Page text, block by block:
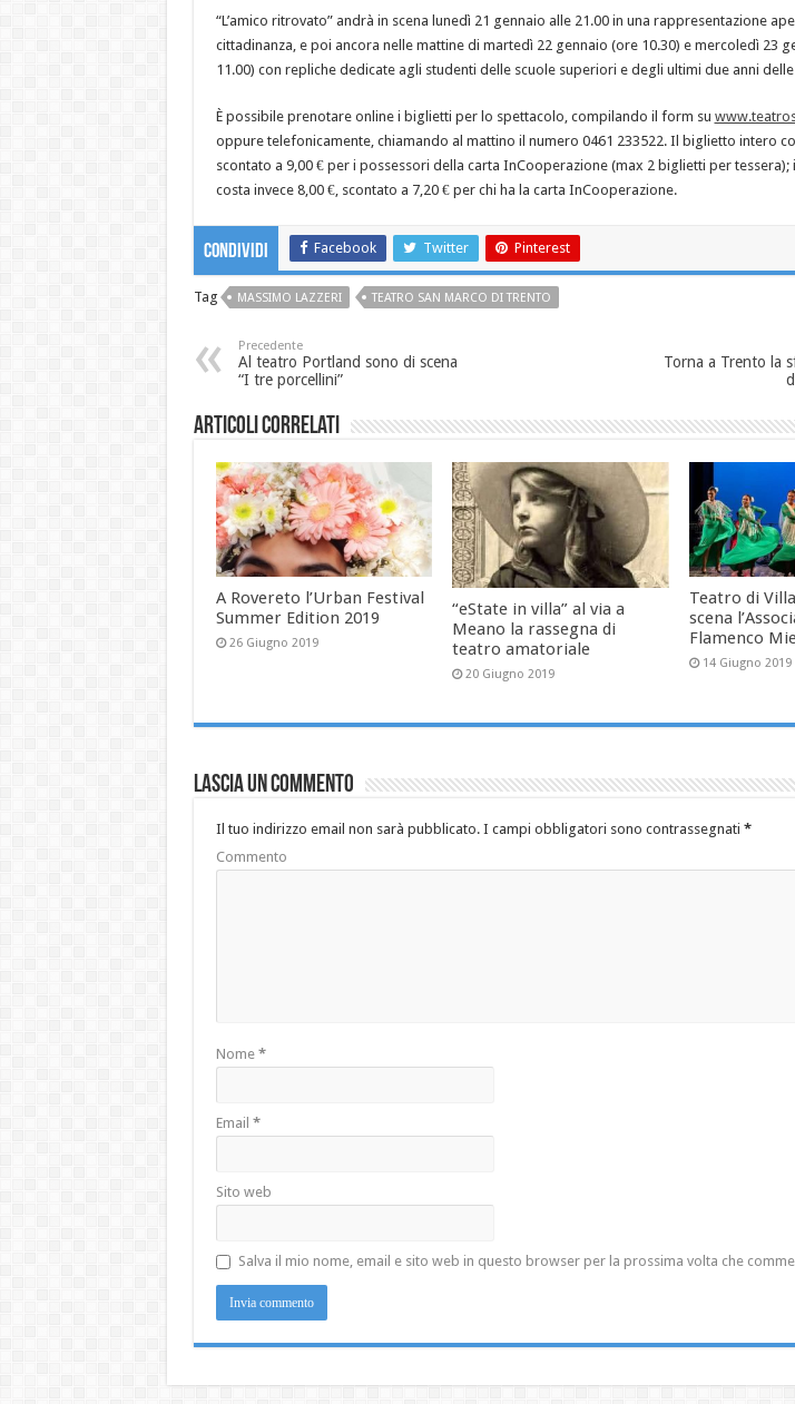
“L’amico ritrovato” andrà in scena lunedì 21 gennaio alle 21.00 in una rappresentazione
cittadinanza, e poi ancora nelle mattine di martedì 22 gennaio (ore 10.30) e mercoledì 23
11.00) con repliche dedicate agli studenti delle scuole superiori e degli ultimi due anni
È possibile prenotare online i biglietti per lo spettacolo, compilando il form su
oppure telefonicamente, chiamando al mattino il numero 0461 233522. Il biglietto intero
scontato a 9,00 € per i possessori della carta InCooperazione (max 2 biglietti per
costa invece 8,00 €, scontato a 7,20 € per chi ha la carta InCooperazione.
Condividi Facebook Twitter Pinterest
Tag MASSIMO LAZZERI TEATRO SAN MARCO DI TRENTO
Precedente
Al teatro Portland sono di scena
“I tre porcellini”
Torna a Trento la
Articoli correlati
A Rovereto l’Urban Festival
Summer Edition 2019
26 Giugno 2019
“eState in villa” al via a
Meano la rassegna di
teatro amatoriale
20 Giugno 2019
Teatro di
scena
Flamenco
14 Giugno 2019
Lascia un commento
Il tuo indirizzo email non sarà pubblicato.I campi obbligatori sono contrassegnati *
Commento
Nome *
Email *
Sito web
Salva il mio nome, email e sito web in questo browser per la prossima volta che